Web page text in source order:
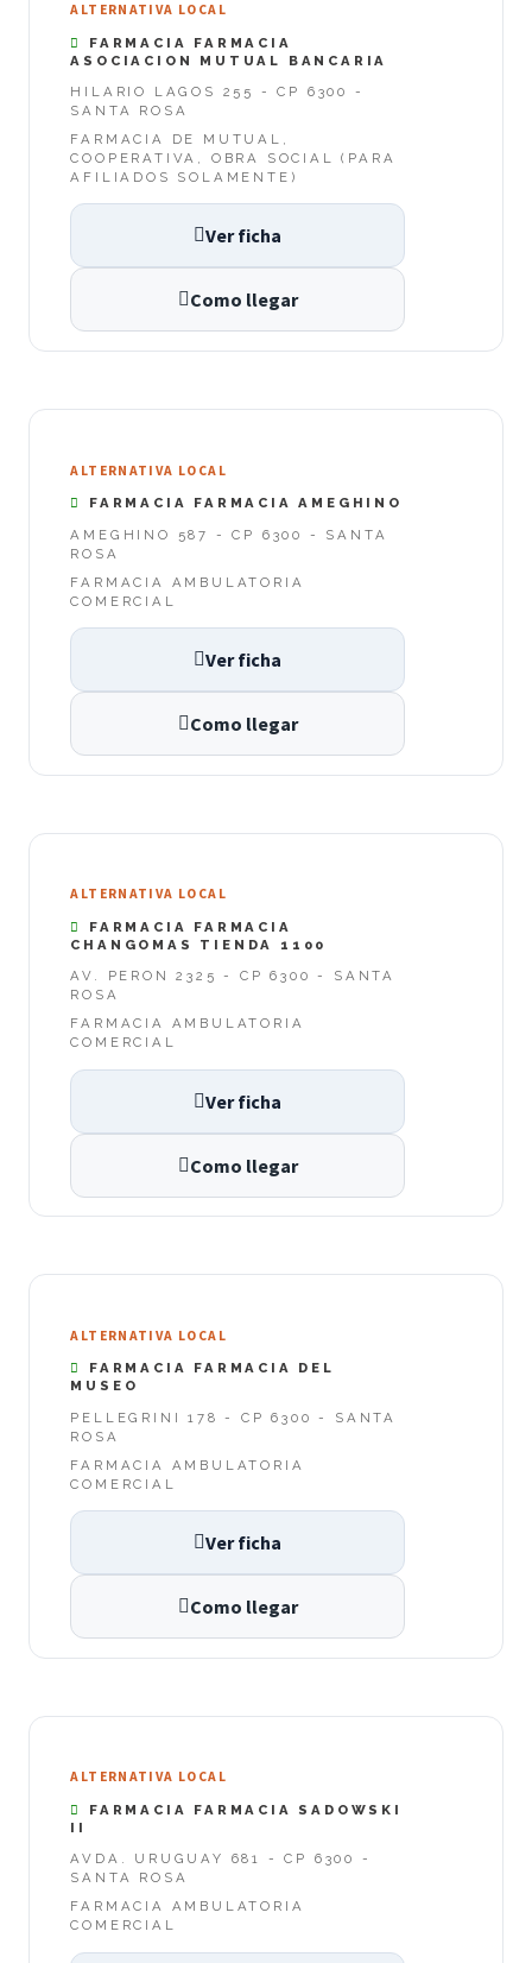
ALTERNATIVA LOCAL
FARMACIA FARMACIA
ASOCIACION MUTUAL BANCARIA
HILARIO LAGOS 255 - CP 6300 -
SANTA ROSA
FARMACIA DE MUTUAL,
COOPERATIVA, OBRA SOCIAL (PARA
AFILIADOS SOLAMENTE)
Ver ficha
Como llegar
ALTERNATIVA LOCAL
FARMACIA FARMACIA AMEGHINO
AMEGHINO 587 - CP 6300 - SANTA
ROSA
FARMACIA AMBULATORIA
COMERCIAL
Ver ficha
Como llegar
ALTERNATIVA LOCAL
FARMACIA FARMACIA
CHANGOMAS TIENDA 1100
AV. PERON 2325 - CP 6300 - SANTA
ROSA
FARMACIA AMBULATORIA
COMERCIAL
Ver ficha
Como llegar
ALTERNATIVA LOCAL
FARMACIA FARMACIA DEL
MUSEO
PELLEGRINI 178 - CP 6300 - SANTA
ROSA
FARMACIA AMBULATORIA
COMERCIAL
Ver ficha
Como llegar
ALTERNATIVA LOCAL
FARMACIA FARMACIA SADOWSKI
II
AVDA. URUGUAY 681 - CP 6300 -
SANTA ROSA
FARMACIA AMBULATORIA
COMERCIAL